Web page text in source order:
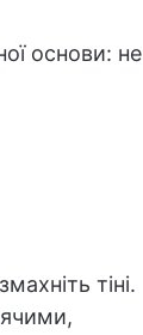
основи: не
тіні.